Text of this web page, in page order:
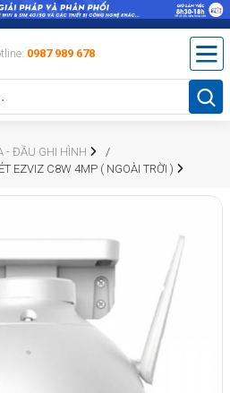
0987 989 678
- ĐẦU GHI HÌNH
EZVIZ C8W 4MP ( NGOÀI TRỜI )